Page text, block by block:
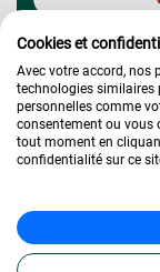
Cookies et
Avec votre accord, nos
technologies similaires
personnelles comme
consentement ou vous
tout moment en
confidentialité sur ce